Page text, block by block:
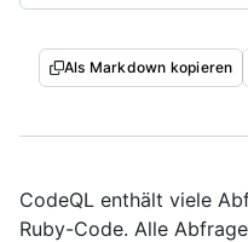
Als Markdown kopieren
CodeQL enthält viele
Ruby-Code. Alle